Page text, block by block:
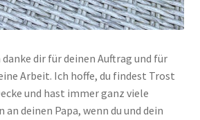
dir für deinen Auftrag und für
Arbeit. Ich hoffe, du findest Trost
und hast immer ganz viele
an deinen Papa, wenn du und dein